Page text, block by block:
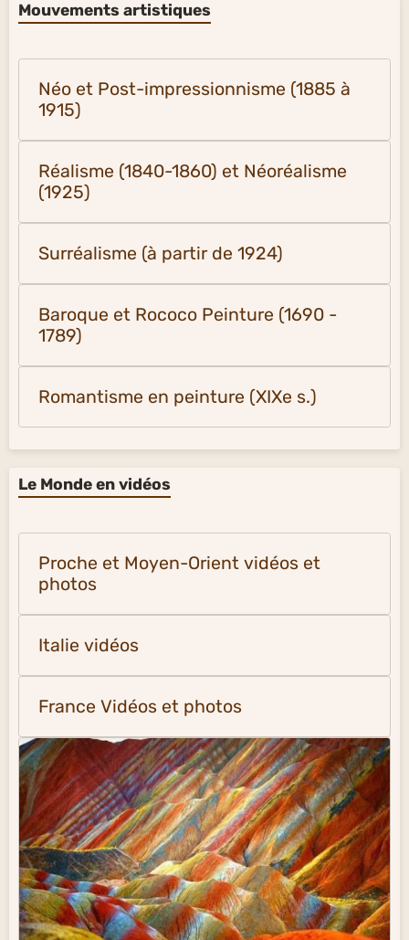
Mouvements artistiques
Néo et Post-impressionnisme (1885 à
1915)
Réalisme (1840-1860) et Néoréalisme
(1925)
Surréalisme (à partir de 1924)
Baroque et Rococo Peinture (1690 -
1789)
Romantisme en peinture (XIXe s.)
Le Monde en vidéos
Proche et Moyen-Orient vidéos et
photos
Italie vidéos
France Vidéos et photos